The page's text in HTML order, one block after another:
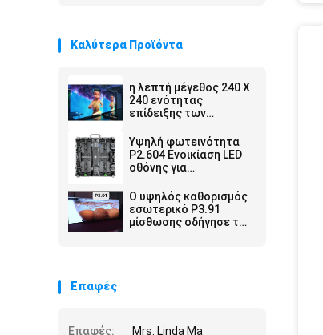
Καλύτερα Προϊόντα
η λεπτή μέγεθος 240 X
240 ενότητας
επίδειξης των
εικονοκυττάρου πίσσα
0.9mm αναζωογονεί
το ποσοστό 3840
μέγεθος γραφείου
480x480
Υψηλή φωτεινότητα
P2.604 Ενοικίαση LED
οθόνης για
εκδηλώσεις Εμπορικές
εκθέσεις Εταιρικές
παρουσιάσεις
Ο υψηλός καθορισμός
εσωτερικό P3.91
μίσθωσης οδήγησε το
Επαφές
Επαφές:
Mrs. Linda Ma